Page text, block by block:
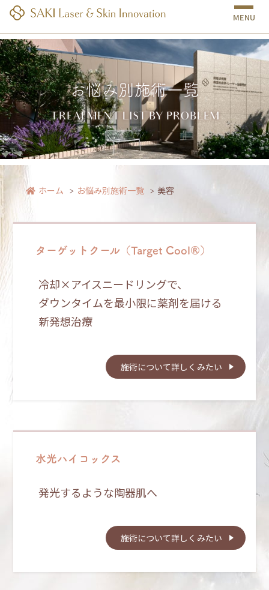
MENU
お悩み別施術一覧
TREATMENT LIST BY PROBLEM
美容｜南越谷病院 皮膚科・美容皮膚科・レーザー治療部門｜しみ・たるみ・
ホーム お悩み別施術一覧 美容
ターゲットクール（Target Cool®）
冷却×アイスニードリングで、
ダウンタイムを最小限に薬剤を届ける
新発想治療
施術について詳しくみたい
水光ハイコックス
発光するような陶器肌へ
施術について詳しくみたい